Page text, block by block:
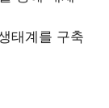
태계를 구축